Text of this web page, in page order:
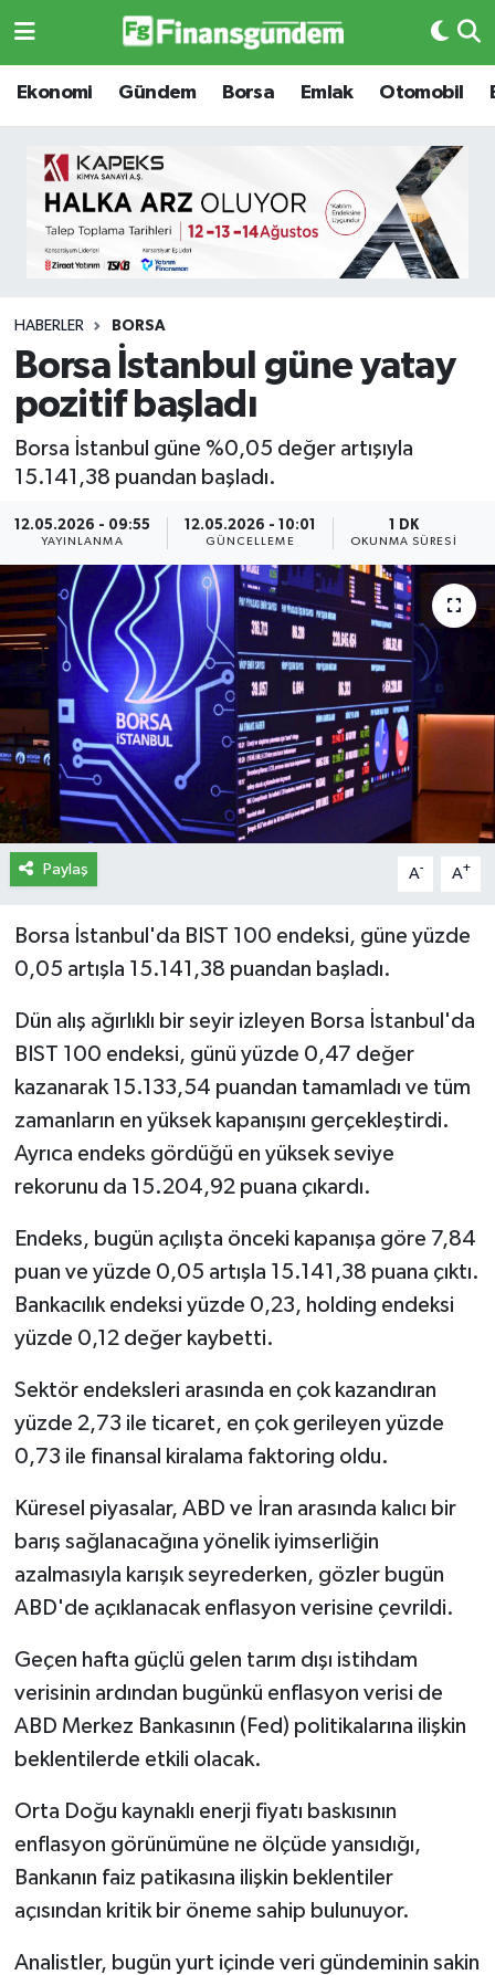
Ekonomi Gündem Borsa Emlak Otomobil
HABERLER BORSA
Borsa İstanbul güne yatay
pozitif başladı
Borsa İstanbul güne %0,05 değer artışıyla
15.141,38 puandan başladı.
12.05.2026 - 09:55
YAYINLANMA
12.05.2026 - 10:01
GÜNCELLEME
1 DK
OKUNMA SÜRESI
Paylaş A- A+
Borsa İstanbul'da BIST 100 endeksi, güne yüzde
0,05 artışla 15.141,38 puandan başladı.
Dün alış ağırlıklı bir seyir izleyen Borsa İstanbul'da
BIST 100 endeksi, günü yüzde 0,47 değer
kazanarak 15.133,54 puandan tamamladı ve tüm
zamanların en yüksek kapanışını gerçekleştirdi.
Ayrıca endeks gördüğü en yüksek seviye
rekorunu da 15.204,92 puana çıkardı.
Endeks, bugün açılışta önceki kapanışa göre 7,84
puan ve yüzde 0,05 artışla 15.141,38 puana çıktı.
Bankacılık endeksi yüzde 0,23, holding endeksi
yüzde 0,12 değer kaybetti.
Sektör endeksleri arasında en çok kazandıran
yüzde 2,73 ile ticaret, en çok gerileyen yüzde
0,73 ile finansal kiralama faktoring oldu.
Küresel piyasalar, ABD ve İran arasında kalıcı bir
barış sağlanacağına yönelik iyimserliğin
azalmasıyla karışık seyrederken, gözler bugün
ABD'de açıklanacak enflasyon verisine çevrildi.
Geçen hafta güçlü gelen tarım dışı istihdam
verisinin ardından bugünkü enflasyon verisi de
ABD Merkez Bankasının (Fed) politikalarına ilişkin
beklentilerde etkili olacak.
Orta Doğu kaynaklı enerji fiyatı baskısının
enflasyon görünümüne ne ölçüde yansıdığı,
Bankanın faiz patikasına ilişkin beklentiler
açısından kritik bir öneme sahip bulunuyor.
Analistler, bugün yurt içinde veri gündeminin sakin
Ekonomi
Borsa
Emlak
Otomobil
Gizlilik Sözleşmesi
Hakkımızda
İletişim
Künye
Yasal Uyarı
Ekonomi
Borsa
Emlak
Emtia
BITCOIN
Yapay Zeka